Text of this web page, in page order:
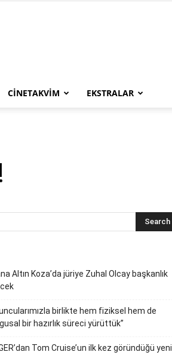
CINETAKVIM EKSTRALAR
Altın Koza’da jüriye Zuhal Olcay başkanlık
birlikte hem fiziksel hem de
bir hazırlık süreci yürüttük”
Tom Cruise’un ilk kez göründüğü yeni